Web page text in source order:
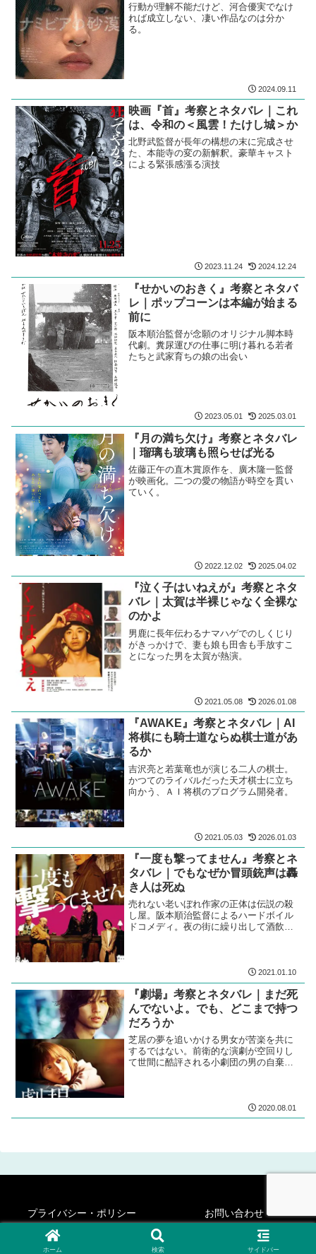
行動が理解不能だけど、河合優実でなけ
れば成立しない、凄い作品なのは分か
る。
2024.09.11
映画『首』考察とネタバレ｜これ
は、令和の＜風雲！たけし城＞か
北野武監督が長年の構想の末に完成させ
た、本能寺の変の新解釈。豪華キャスト
による緊張感漲る演技
2023.11.24 2024.12.24
『せかいのおきく』考察とネタバ
レ｜ポップコーンは本編が始まる
前に
阪本順治監督が念願のオリジナル脚本時
代劇。糞尿運びの仕事に明け暮れる若者
たちと武家育ちの娘の出会い
2023.05.01 2025.03.01
『月の満ち欠け』考察とネタバレ
｜瑠璃も玻璃も照らせば光る
佐藤正午の直木賞原作を、廣木隆一監督
が映画化。二つの愛の物語が時空を貫い
ていく。
2022.12.02 2025.04.02
『泣く子はいねえが』考察とネタ
バレ｜太賀は半裸じゃなく全裸な
のかよ
男鹿に長年伝わるナマハゲでのしくじり
がきっかけで、妻も娘も田舎も手放すこ
とになった男を太賀が熱演。
2021.05.08 2026.01.08
『AWAKE』考察とネタバレ｜AI
将棋にも騎士道ならぬ棋士道があ
るか
吉沢亮と若葉竜也が演じる二人の棋士。
かつてのライバルだった天才棋士に立ち
向かう、ＡＩ将棋のプログラム開発者。
2021.05.03 2026.01.03
『一度も撃ってません』考察とネ
タバレ｜でもなぜか冒頭銃声は轟
き人は死ぬ
売れない老いぼれ作家の正体は伝説の殺
し屋。阪本順治監督によるハードボイル
ドコメディ。夜の街に繰り出して酒飲ん
2021.01.10
『劇場』考察とネタバレ｜まだ死
んでないよ。でも、どこまで持つ
だろうか
芝居の夢を追いかける男女が苦楽を共に
するではない。前衛的な演劇が空回りし
て世間に酷評される小劇団の男の自棄的
2020.08.01
プライバシー・ポリシー お問い合わせ
© 2020-2026 シネフィリー・ステディ・ゴー！.
ホーム 検索 サイドバー